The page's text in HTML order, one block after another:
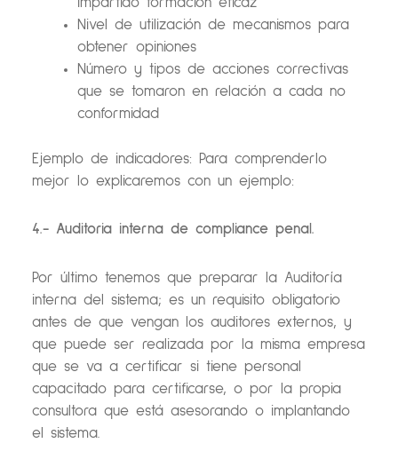
impartido formación eficaz
Nivel de utilización de mecanismos para
obtener opiniones
Número y tipos de acciones correctivas
que se tomaron en relación a cada no
conformidad
Ejemplo de indicadores: Para comprenderlo
mejor lo explicaremos con un ejemplo:
4.- Auditoria interna de compliance penal.
Por último tenemos que preparar la Auditoría
interna del sistema; es un requisito obligatorio
antes de que vengan los auditores externos, y
que puede ser realizada por la misma empresa
que se va a certificar si tiene personal
capacitado para certificarse, o por la propia
consultora que está asesorando o implantando
el sistema.